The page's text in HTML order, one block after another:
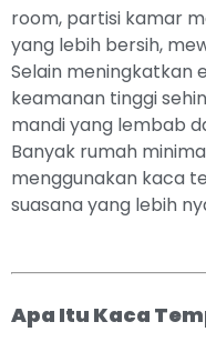
room, partisi kamar
yang lebih bersih,
Selain meningkatkan
keamanan tinggi
mandi yang lembab
Banyak rumah
menggunakan kaca
suasana yang lebih
Apa Itu Kaca